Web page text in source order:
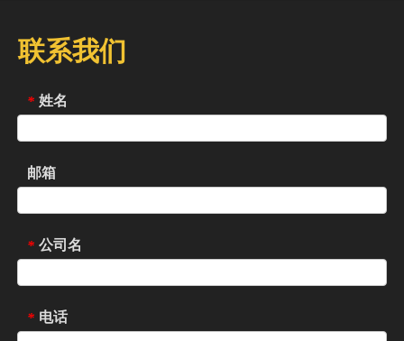
联系我们
* 姓名
邮箱
* 公司名
* 电话